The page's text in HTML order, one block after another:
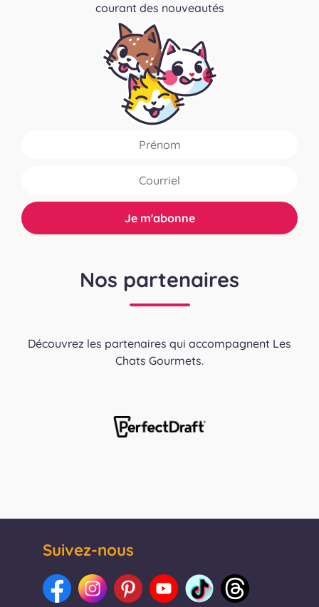
courant des nouveautés
Nos partenaires
Découvrez les partenaires qui accompagnent Les
Chats Gourmets.
Suivez-nous